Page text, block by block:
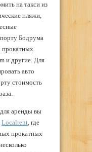
на такси из
пляжи,
Бодрума
прокатных
и другие. Для
авто
стоимость
аренды вы
Localrent, где
прокатных